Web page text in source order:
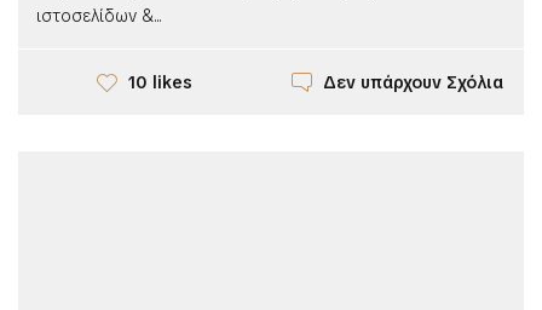
ιστοσελίδων &...
10 likes Δεν υπάρχουν Σχόλια